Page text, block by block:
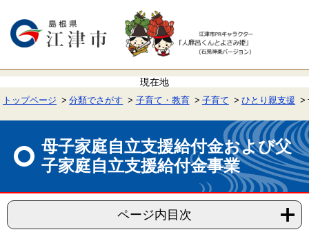
で
ば
本トップページ 分類でさがす 子育て・教育 子育て ひとり親支援
母子家庭自立支援給付金および父
子家庭自立支援給付金事業
ページ内目次